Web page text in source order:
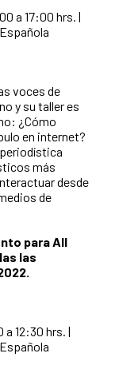
a 17:00 hrs. |
voces de
y su taller es
¿Cómo
en internet?
más
desde
de
para All
las
12:30 hrs. |